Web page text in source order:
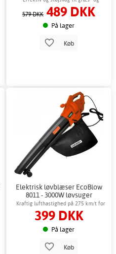
buskrydning
579 DKK 489 DKK
På lager
Køb
Elektrisk løvblæser EcoBlow
8011 - 3000W løvsuger
Kraftig lufthastighed på 275 km/t for
effektiv rengøring
399 DKK
På lager
Køb